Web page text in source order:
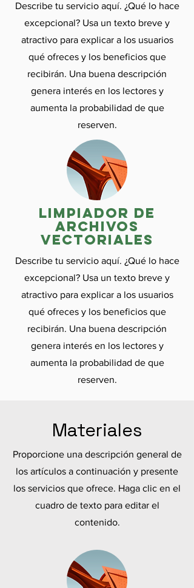
Describe tu servicio aquí. ¿Qué lo hace
excepcional? Usa un texto breve y
atractivo para explicar a los usuarios
qué ofreces y los beneficios que
recibirán. Una buena descripción
genera interés en los lectores y
aumenta la probabilidad de que
reserven.
limpiador de
archivos
vectoriales
Describe tu servicio aquí. ¿Qué lo hace
excepcional? Usa un texto breve y
atractivo para explicar a los usuarios
qué ofreces y los beneficios que
recibirán. Una buena descripción
genera interés en los lectores y
aumenta la probabilidad de que
reserven.
Materiales
Proporcione una descripción general de
los artículos a continuación y presente
los servicios que ofrece. Haga clic en el
cuadro de texto para editar el
contenido.